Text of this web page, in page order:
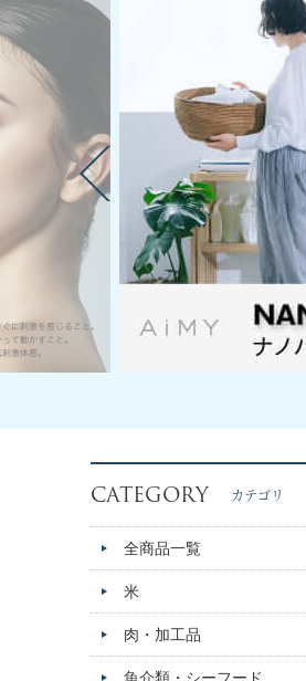
CATEGORY カテゴリ
全商品一覧
米
肉・加工品
魚介類・シーフード